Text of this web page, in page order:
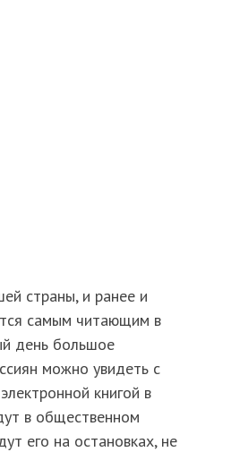
страны, и ранее и
самым читающим в
день большое
можно увидеть с
книгой в
в общественном
его на остановках, не